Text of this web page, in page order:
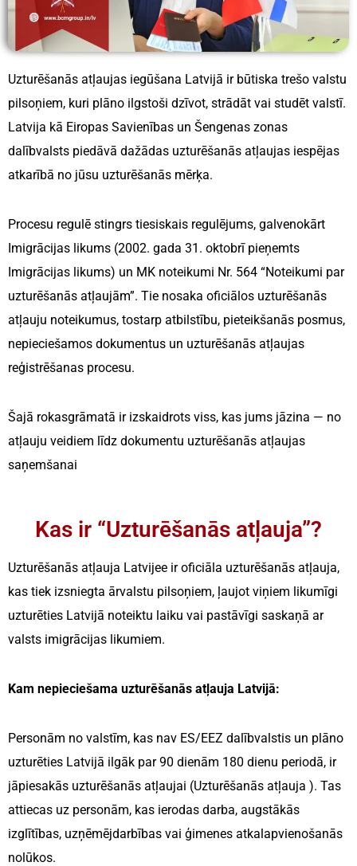
Lielapjoma
Darbinieku
Pieņemšana
Personāla Atlases
Procesa
ārpakalpojumi
Serbija
Horvātija
Ungārija
Čehijas Republika
Malta
Uzturēšanās atļaujas iegūšana Latvijā ir būtiska trešo valstu
pilsoņiem, kuri plāno ilgstoši dzīvot, strādāt vai studēt valstī.
Latvija kā Eiropas Savienības un Šengenas zonas
dalībvalsts piedāvā dažādas uzturēšanās atļaujas iespējas
atkarībā no jūsu uzturēšanās mērķa.
Procesu regulē stingrs tiesiskais regulējums, galvenokārt
Imigrācijas likums (2002. gada 31. oktobrī pieņemts
Imigrācijas likums) un MK noteikumi Nr. 564 “Noteikumi par
uzturēšanās atļaujām”. Tie nosaka oficiālos uzturēšanās
atļauju noteikumus, tostarp atbilstību, pieteikšanās posmus,
nepieciešamos dokumentus un uzturēšanās atļaujas
reģistrēšanas procesu.
Šajā rokasgrāmatā ir izskaidrots viss, kas jums jāzina — no
atļauju veidiem līdz dokumentu uzturēšanās atļaujas
saņemšanai
Kas ir “Uzturēšanās atļauja”?
Uzturēšanās atļauja Latvijee ir oficiāla uzturēšanās atļauja,
kas tiek izsniegta ārvalstu pilsoņiem, ļaujot viņiem likumīgi
uzturēties Latvijā noteiktu laiku vai pastāvīgi saskaņā ar
valsts imigrācijas likumiem.
Kam nepieciešama uzturēšanās atļauja Latvijā:
Personām no valstīm, kas nav ES/EEZ dalībvalstis un plāno
uzturēties Latvijā ilgāk par 90 dienām 180 dienu periodā, ir
jāpiesakās uzturēšanās atļaujai (Uzturēšanās atļauja ). Tas
attiecas uz personām, kas ierodas darba, augstākās
izglītības, uzņēmējdarbības vai ģimenes atkalapvienošanās
nolūkos.